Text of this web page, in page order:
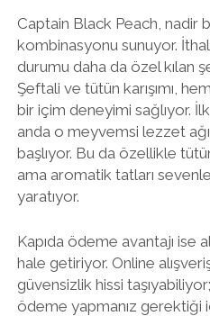
Captain Black Peach, nadir
kombinasyonu sunuyor.
durumu daha da özel kılan
Şeftali ve tütün karışımı,
bir içim deneyimi sağlıyor.
anda o meyvemsi lezzet
başlıyor. Bu da özellikle
ama aromatik tatları
yaratıyor.
Kapıda ödeme avantajı ise
hale getiriyor. Online
güvensizlik hissi
ödeme yapmanız gerektiği